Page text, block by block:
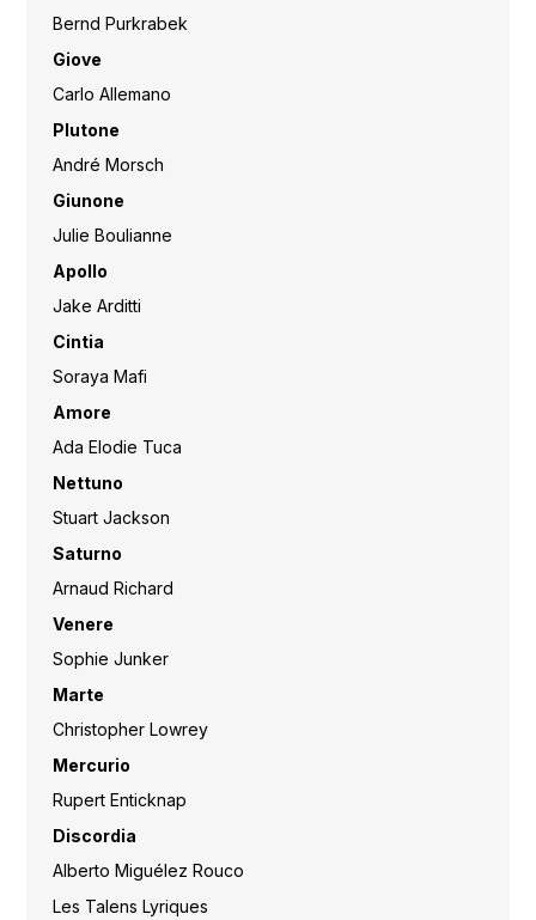
Bernd Purkrabek
Giove
Carlo Allemano
Plutone
André Morsch
Giunone
Julie Boulianne
Apollo
Jake Arditti
Cintia
Soraya Mafi
Amore
Ada Elodie Tuca
Nettuno
Stuart Jackson
Saturno
Arnaud Richard
Venere
Sophie Junker
Marte
Christopher Lowrey
Mercurio
Rupert Enticknap
Discordia
Alberto Miguélez Rouco
Les Talens Lyriques